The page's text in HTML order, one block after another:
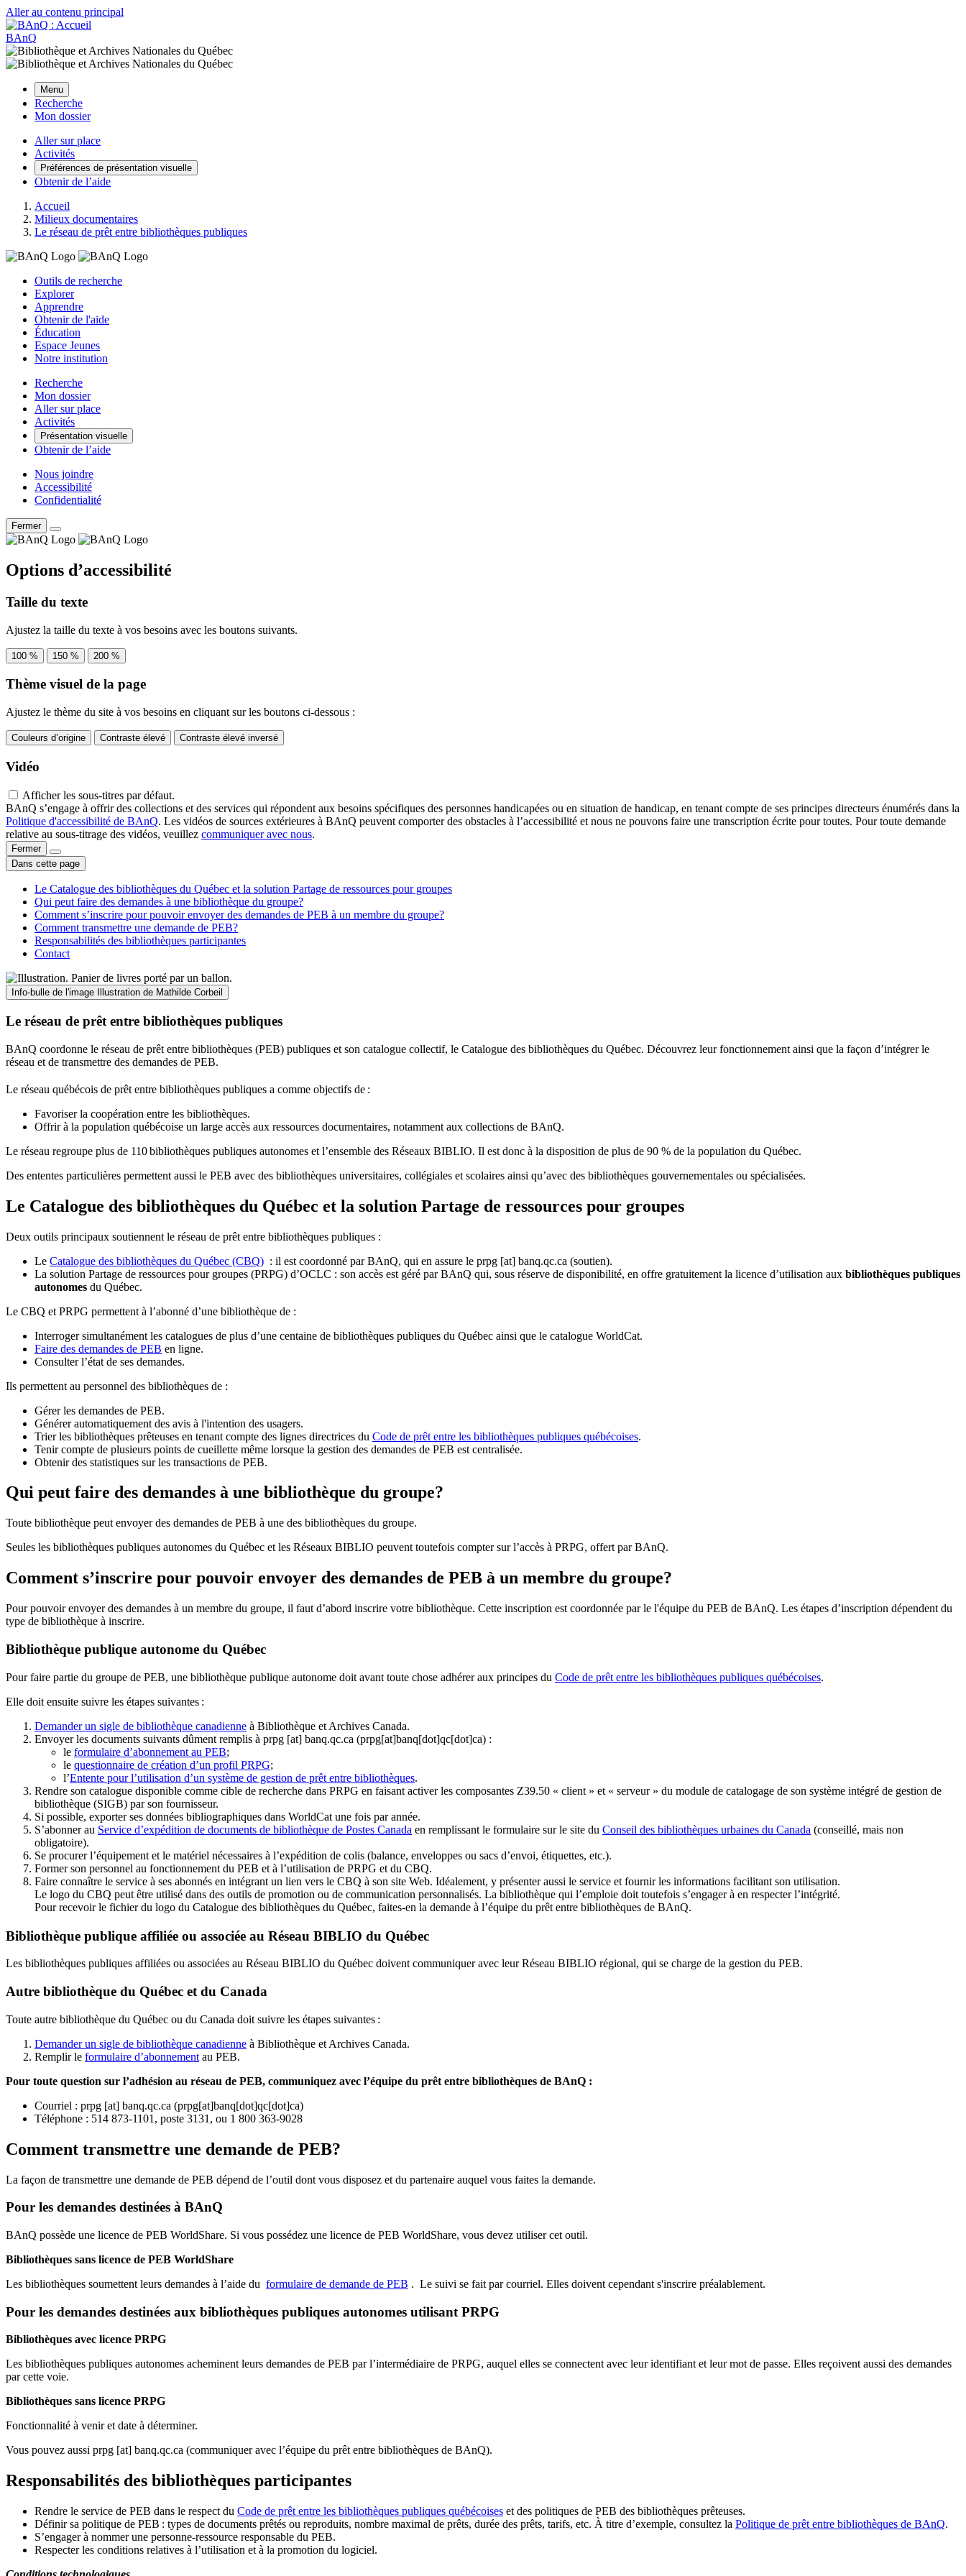
Aller au contenu principal
BAnQ
Menu
Recherche
Mon dossier
Aller sur place
Activités
Préférences de présentation visuelle
Obtenir de l’aide
Accueil
Milieux documentaires
Le réseau de prêt entre bibliothèques publiques
Outils de recherche
Explorer
Apprendre
Obtenir de l'aide
Éducation
Espace Jeunes
Notre institution
Recherche
Mon dossier
Aller sur place
Activités
Présentation visuelle
Obtenir de l’aide
Nous joindre
Accessibilité
Confidentialité
Fermer
Options d’accessibilité
Taille du texte
Ajustez la taille du texte à vos besoins avec les boutons suivants.
100 % 150 % 200 %
Thème visuel de la page
Ajustez le thème du site à vos besoins en cliquant sur les boutons ci-dessous :
Couleurs d’origine Contraste élevé Contraste élevé inversé
Vidéo
Afficher les sous-titres par défaut.
BAnQ s’engage à offrir des collections et des services qui répondent aux besoins spécifiques des personnes handicapées ou en situation de handicap, en tenant compte de ses principes directeurs énumérés dans la
Politique d'accessibilité de BAnQ. Les vidéos de sources extérieures à BAnQ peuvent comporter des obstacles à l’accessibilité et nous ne pouvons faire une transcription écrite pour toutes. Pour toute demande
relative au sous-titrage des vidéos, veuillez communiquer avec nous.
Fermer
Dans cette page
Le Catalogue des bibliothèques du Québec et la solution Partage de ressources pour groupes
Qui peut faire des demandes à une bibliothèque du groupe?
Comment s’inscrire pour pouvoir envoyer des demandes de PEB à un membre du groupe?
Comment transmettre une demande de PEB?
Responsabilités des bibliothèques participantes
Contact
Info-bulle de l'image Illustration de Mathilde Corbeil
Le réseau de prêt entre bibliothèques publiques
BAnQ coordonne le réseau de prêt entre bibliothèques (PEB) publiques et son catalogue collectif, le Catalogue des bibliothèques du Québec. Découvrez leur fonctionnement ainsi que la façon d’intégrer le
réseau et de transmettre des demandes de PEB.
Le réseau québécois de prêt entre bibliothèques publiques a comme objectifs de :
Favoriser la coopération entre les bibliothèques.
Offrir à la population québécoise un large accès aux ressources documentaires, notamment aux collections de BAnQ.
Le réseau regroupe plus de 110bibliothèques publiques autonomes et l’ensemble des Réseaux BIBLIO. Il est donc à la disposition de plus de 90 % de la population du Québec.
Des ententes particulières permettent aussi le PEB avec des bibliothèques universitaires, collégiales et scolaires ainsi qu’avec des bibliothèques gouvernementales ou spécialisées.
Le Catalogue des bibliothèques du Québec et la solution Partage de ressources pour groupes
Deux outils principaux soutiennent le réseau de prêt entre bibliothèques publiques :
Le Catalogue des bibliothèques du Québec (CBQ) : il est coordonné par BAnQ, qui en assure le prpg [at] banq.qc.ca (soutien).
La solution Partage de ressources pour groupes (PRPG) d’OCLC : son accès est géré par BAnQ qui, sous réserve de disponibilité, en offre gratuitement la licence d’utilisation aux bibliothèques publiques
autonomes du Québec.
Le CBQ et PRPG permettent à l’abonné d’une bibliothèque de :
Interroger simultanément les catalogues de plus d’une centaine de bibliothèques publiques du Québec ainsi que le catalogue WorldCat.
Faire des demandes de PEB en ligne.
Consulter l’état de ses demandes.
Ils permettent au personnel des bibliothèques de :
Gérer les demandes de PEB.
Générer automatiquement des avis à l'intention des usagers.
Trier les bibliothèques prêteuses en tenant compte des lignes directrices du Code de prêt entre les bibliothèques publiques québécoises.
Tenir compte de plusieurs points de cueillette même lorsque la gestion des demandes de PEB est centralisée.
Obtenir des statistiques sur les transactions de PEB.
Qui peut faire des demandes à une bibliothèque du groupe?
Toute bibliothèque peut envoyer des demandes de PEB à une des bibliothèques du groupe.
Seules les bibliothèques publiques autonomes du Québec et les Réseaux BIBLIO peuvent toutefois compter sur l’accès à PRPG, offert par BAnQ.
Comment s’inscrire pour pouvoir envoyer des demandes de PEB à un membre du groupe?
Pour pouvoir envoyer des demandes à un membre du groupe, il faut d’abord inscrire votre bibliothèque. Cette inscription est coordonnée par le l'équipe du PEB de BAnQ. Les étapes d’inscription dépendent du
type de bibliothèque à inscrire.
Bibliothèque publique autonome du Québec
Pour faire partie du groupe de PEB, une bibliothèque publique autonome doit avant toute chose adhérer aux principes du Code de prêt entre les bibliothèques publiques québécoises.
Elle doit ensuite suivre les étapes suivantes :
Demander un sigle de bibliothèque canadienne à Bibliothèque et Archives Canada.
Envoyer les documents suivants dûment remplis à prpg [at] banq.qc.ca (prpg[at]banq[dot]qc[dot]ca) :
le formulaire d’abonnement au PEB;
le questionnaire de création d’un profil PRPG;
l’Entente pour l’utilisation d’un système de gestion de prêt entre bibliothèques.
Rendre son catalogue disponible comme cible de recherche dans PRPG en faisant activer les composantes Z39.50 « client » et « serveur » du module de catalogage de son système intégré de gestion de
bibliothèque (SIGB) par son fournisseur.
Si possible, exporter ses données bibliographiques dans WorldCat une fois par année.
S’abonner au Service d’expédition de documents de bibliothèque de Postes Canada en remplissant le formulaire sur le site du Conseil des bibliothèques urbaines du Canada (conseillé, mais non
obligatoire).
Se procurer l’équipement et le matériel nécessaires à l’expédition de colis (balance, enveloppes ou sacs d’envoi, étiquettes, etc.).
Former son personnel au fonctionnement du PEB et à l’utilisation de PRPG et du CBQ.
Faire connaître le service à ses abonnés en intégrant un lien vers le CBQ à son site Web. Idéalement, y présenter aussi le service et fournir les informations facilitant son utilisation.
Le logo du CBQ peut être utilisé dans des outils de promotion ou de communication personnalisés. La bibliothèque qui l’emploie doit toutefois s’engager à en respecter l’intégrité.
Pour recevoir le fichier du logo du Catalogue des bibliothèques du Québec, faites-en la demande à l’équipe du prêt entre bibliothèques de BAnQ.
Bibliothèque publique affiliée ou associée au Réseau BIBLIO du Québec
Les bibliothèques publiques affiliées ou associées au Réseau BIBLIO du Québec doivent communiquer avec leur Réseau BIBLIO régional, qui se charge de la gestion du PEB.
Autre bibliothèque du Québec et du Canada
Toute autre bibliothèque du Québec ou du Canada doit suivre les étapes suivantes :
Demander un sigle de bibliothèque canadienne à Bibliothèque et Archives Canada.
Remplir le formulaire d’abonnement au PEB.
Pour toute question sur l’adhésion au réseau de PEB, communiquez avec l’équipe du prêt entre bibliothèques de BAnQ :
Courriel : prpg [at] banq.qc.ca (prpg[at]banq[dot]qc[dot]ca)
Téléphone : 514 873-1101, poste 3131, ou 1 800 363-9028
Comment transmettre une demande de PEB?
La façon de transmettre une demande de PEB dépend de l’outil dont vous disposez et du partenaire auquel vous faites la demande.
Pour les demandes destinées à BAnQ
BAnQ possède une licence de PEB WorldShare. Si vous possédez une licence de PEB WorldShare, vous devez utiliser cet outil.
Bibliothèques sans licence de PEB WorldShare
Les bibliothèques soumettent leurs demandes à l’aide du formulaire de demande de PEB . Le suivi se fait par courriel. Elles doivent cependant s'inscrire préalablement.
Pour les demandes destinées aux bibliothèques publiques autonomes utilisant PRPG
Bibliothèques avec licence PRPG
Les bibliothèques publiques autonomes acheminent leurs demandes de PEB par l’intermédiaire de PRPG, auquel elles se connectent avec leur identifiant et leur mot de passe. Elles reçoivent aussi des demandes
par cette voie.
Bibliothèques sans licence PRPG
Fonctionnalité à venir et date à déterminer.
Vous pouvez aussi prpg [at] banq.qc.ca (communiquer avec l’équipe du prêt entre bibliothèques de BAnQ).
Responsabilités des bibliothèques participantes
Rendre le service de PEB dans le respect du Code de prêt entre les bibliothèques publiques québécoises et des politiques de PEB des bibliothèques prêteuses.
Définir sa politique de PEB : types de documents prêtés ou reproduits, nombre maximal de prêts, durée des prêts, tarifs, etc. À titre d’exemple, consultez la Politique de prêt entre bibliothèques de BAnQ.
S’engager à nommer une personne-ressource responsable du PEB.
Respecter les conditions relatives à l’utilisation et à la promotion du logiciel.